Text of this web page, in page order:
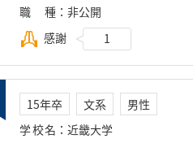
職種 ： 非公開
感謝
1
15年卒 文系
男性
学校名 ： 近畿大学